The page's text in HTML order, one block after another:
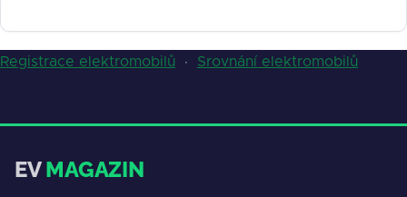
Registrace elektromobilů · Srovnání elektromobilů
EVMAGAZIN